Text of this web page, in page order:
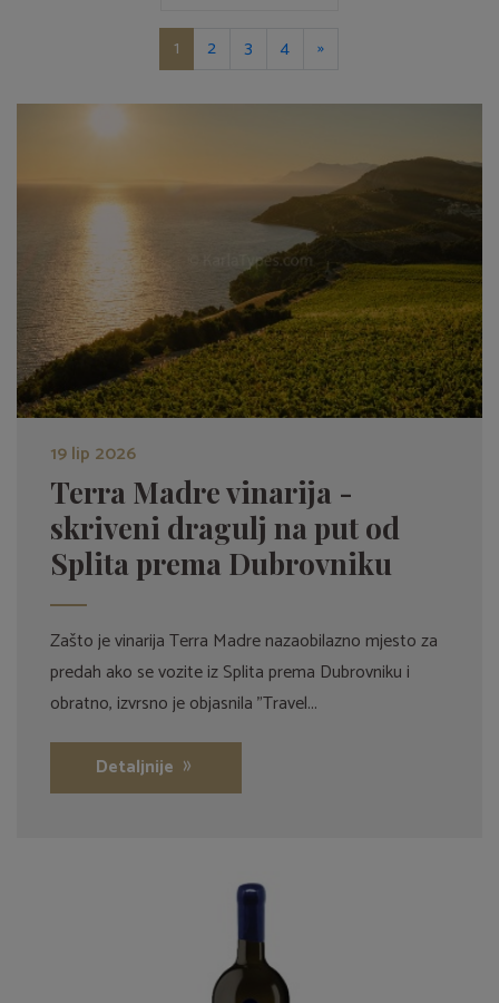
1 2 3 4 »
19 lip 2026
Terra Madre vinarija -
skriveni dragulj na put od
Splita prema Dubrovniku
Zašto je vinarija Terra Madre nazaobilazno mjesto za
predah ako se vozite iz Splita prema Dubrovniku i
obratno, izvrsno je objasnila "Travel...
Detaljnije